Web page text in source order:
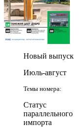
Новый выпуск
Июль-август
Темы номера:
Статус
параллельного
импорта